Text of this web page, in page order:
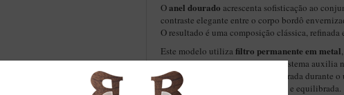
Oanel dourado acrescenta sofisticação ao
contraste elegante entre o corpo bordô
O resultado é uma composição clássica, refinada
Este modelo utiliza filtro permanente em metal
condensador de alumínio. Esse sistema auxilia
retenção de parte da umidade
gerada durante
experiência mais seca, confortável e equilibrada.